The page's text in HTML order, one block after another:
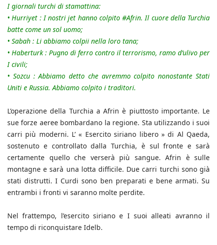
I giornali turchi di stamattina:
• Hurriyet : I nostri jet hanno colpito #Afrin. Il cuore della Turchia
batte come un sol uomo;
• Sabah : Li abbiamo colpii nella loro tana;
• Haberturk : Pugno di ferro contro il terrorismo, ramo d’ulivo per
I civili;
• Sozcu : Abbiamo detto che avremmo colpito nonostante Stati
Uniti e Russia. Abbiamo colpito i traditori.
L’operazione della Turchia a Afrin è piuttosto importante. Le
sue forze aeree bombardano la regione. Sta utilizzando i suoi
carri più moderni. L’ « Esercito siriano libero » di Al Qaeda,
sostenuto e controllato dalla Turchia, è sul fronte e sarà
certamente quello che verserà più sangue. Afrin è sulle
montagne e sarà una lotta difficile. Due carri turchi sono già
stati distrutti. I Curdi sono ben preparati e bene armati. Su
entrambi i fronti vi saranno molte perdite.
Nel frattempo, l’esercito siriano e I suoi alleati avranno il
tempo di riconquistare Idelb.